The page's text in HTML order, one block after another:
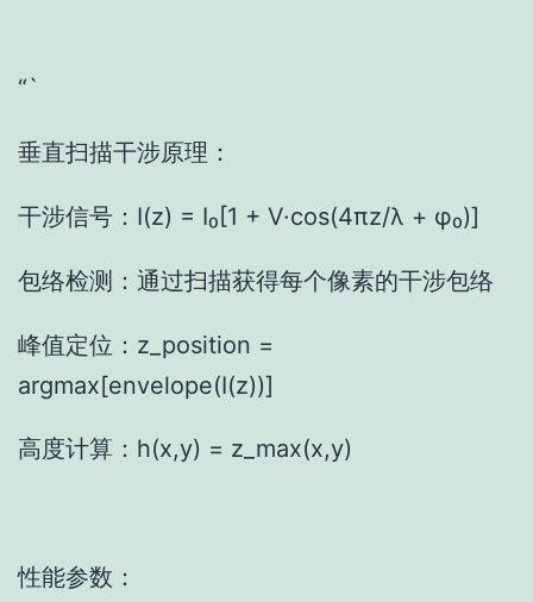
“`
垂直扫描干涉原理：
干涉信号：I(z) = I₀[1 + V·cos(4πz/λ + φ₀)]
包络检测：通过扫描获得每个像素的干涉包络
峰值定位：z_position =
argmax[envelope(I(z))]
高度计算：h(x,y) = z_max(x,y)
性能参数：